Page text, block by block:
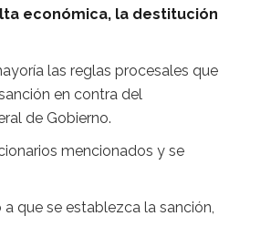
económica, la destitución
las reglas procesales que
en contra del
de Gobierno.
mencionados y se
que se establezca la sanción,